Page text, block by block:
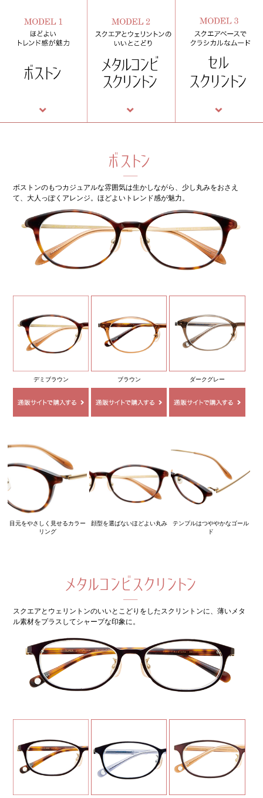
ボストンのもつカジュアルな雰囲気は生かしながら、少し丸みをおさえ
て、大人っぽくアレンジ。ほどよいトレンド感が魅力。
デミブラウン ブラウン ダークグレー
目元をやさしく見せるカラー
リング
顔型を選ばないほどよい丸み
テンプルはつややかなゴール
ド
スクエアとウェリントンのいいとこどりをしたスクリントンに、薄いメタ
ル素材をプラスしてシャープな印象に。